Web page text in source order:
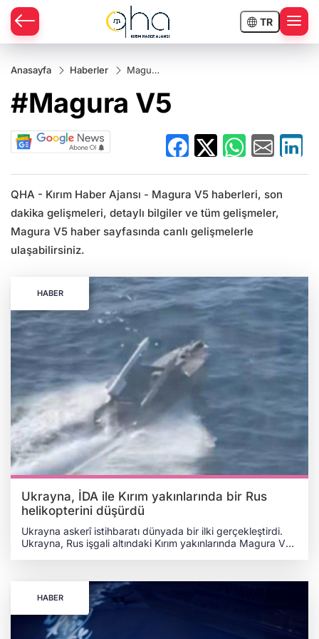
TR
Anasayfa Haberler
Magura
#Magura V5
QHA - Kırım Haber Ajansı - Magura V5 haberleri, son
dakika gelişmeleri, detaylı bilgiler ve tüm gelişmeler,
Magura V5 haber sayfasında canlı gelişmelerle
ulaşabilirsiniz.
HABER
Ukrayna, İDA ile Kırım yakınlarında bir Rus
helikopterini düşürdü
Ukrayna askerî istihbaratı dünyada bir ilki gerçekleştirdi.
Ukrayna, Rus işgali altındaki Kırım yakınlarında Magura V5
dünyada bir ilk. Ukrayna, Rus işgali altındaki Kırım
yakınlarında Magura V5 insansız deniz aracına yerleştirilen
füze ile Rusya'ya ait bir askerî helikopteri düşürdü.
pic.twitter.com/hFMdJwHtRY — QHA - Kırım Haber Ajansı
(@qha_kirimhaber) December 31, 2024 Ukrayna Savunma
HABER